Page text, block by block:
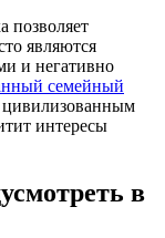
позволяет
являются
и негативно
семейный
цивилизованным
интересы
в